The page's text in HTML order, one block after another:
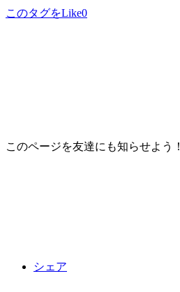
このタグをLike0
このページを友達にも知らせよう！
シェア